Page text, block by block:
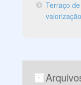
Terraço
valorização